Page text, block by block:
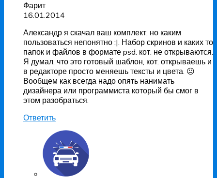
Фарит
16.01.2014
Александр я скачал ваш комплект, но каким
пользоваться непонятно :|. Набор скринов и каких то
папок и файлов в формате psd. кот. не открываются.
Я думал, что это готовый шаблон, кот. открываешь и
в редакторе просто меняешь тексты и цвета. 😐
Вообщем как всегда надо опять нанимать
дизайнера или программиста который бы смог в
этом разобраться.
Ответить